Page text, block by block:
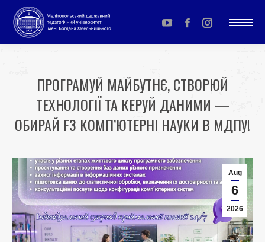
YouTube
page
in
new
window
Facebook
page
in
new
window
Instagram
page
in
new
window
ПРОГРАМУЙ МАЙБУТНЄ, СТВОРЮЙ
ТЕХНОЛОГІЇ ТА КЕРУЙ ДАНИМИ —
ОБИРАЙ F3 КОМП’ЮТЕРНІ НАУКИ В МДПУ!
Aug
6
2026